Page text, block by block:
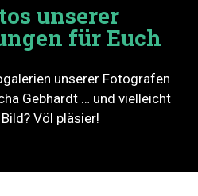
unserer
für Euch
unserer Fotografen
Gebhardt … und vielleicht
Völ pläsier!